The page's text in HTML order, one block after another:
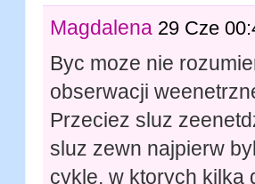
Magdalena 29 Cze
Byc moze nie
obserwacji
Przeciez sluz
sluz zewn najpierw
cykle, w ktorych kilka